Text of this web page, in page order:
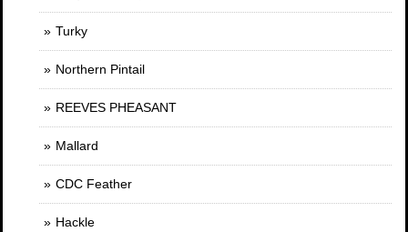
Turky
Northern Pintail
REEVES PHEASANT
Mallard
CDC Feather
Hackle